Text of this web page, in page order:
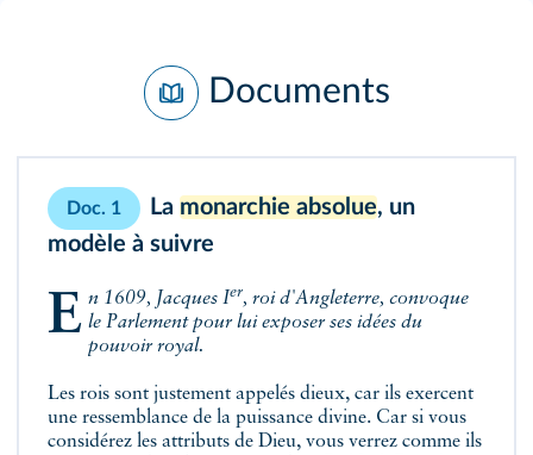
Documents
Doc. 1 La monarchie absolue, un
modèle à suivre
En 1609, Jacques Ier, roi d'Angleterre, convoque
le Parlement pour lui exposer ses idées du
pouvoir royal.
Les rois sont justement appelés dieux, car ils exercent
une ressemblance de la puissance divine. Car si vous
considérez les attributs de Dieu, vous verrez comme ils